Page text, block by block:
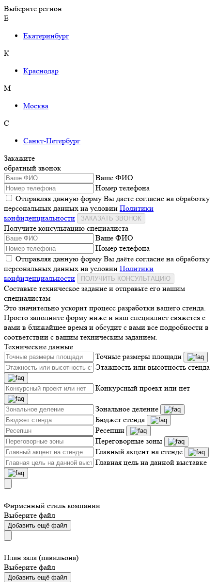
Выберите регион
Е
Екатеринбург
К
Краснодар
М
Москва
С
Санкт-Петербург
Закажите
обратный звонок
Ваше ФИО
Номер телефона
Отправляя данную форму Вы даёте согласие на обработку
персональных данных на условии Политики
конфиденциальности
ЗАКАЗАТЬ ЗВОНОК
Получите консультацию специалиста
Ваше ФИО
Номер телефона
Отправляя данную форму Вы даёте согласие на обработку
персональных данных на условии Политики
конфиденциальности
ПОЛУЧИТЬ КОНСУЛЬТАЦИЮ
Составьте техническое задание и отправьте его нашим
специалистам
Это значительно ускорит процесс разработки вашего стенда.
Просто заполните форму ниже и наш специалист свяжется с
вами в ближайшее время и обсудит с вами все подробности в
соответствии с вашим техническим заданием.
Технические данные
Точные размеры площади
Этажность или высотность стенда
Конкурсный проект или нет
Зональное деление
Бюджет стенда
Ресепшн
Переговорные зоны
Главный акцент на стенде
Главная цель на данной выставке
Фирменный стиль компании
Выберите файл
Добавить ещё файл
План зала (павильона)
Выберите файл
Добавить ещё файл